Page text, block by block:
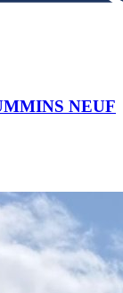
NEUF